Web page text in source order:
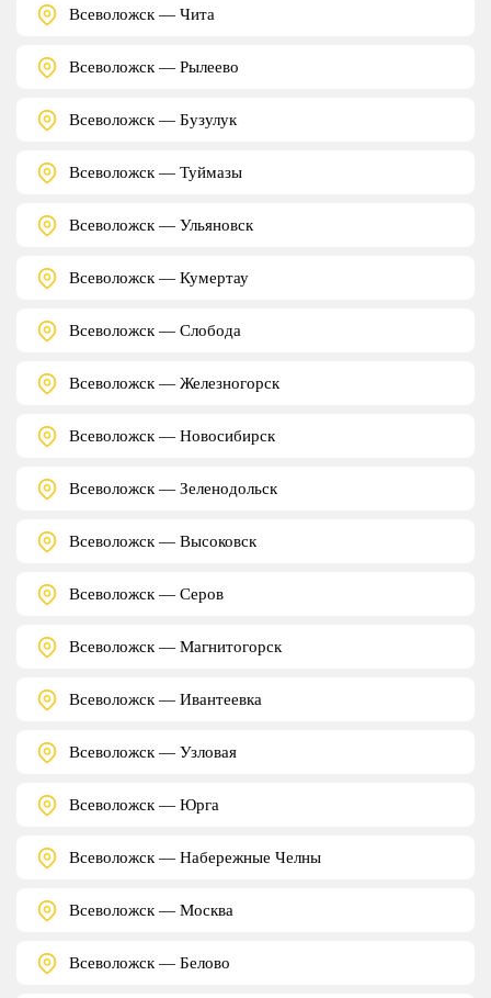
Всеволожск — Чита
Всеволожск — Рылеево
Всеволожск — Бузулук
Всеволожск — Туймазы
Всеволожск — Ульяновск
Всеволожск — Кумертау
Всеволожск — Слобода
Всеволожск — Железногорск
Всеволожск — Новосибирск
Всеволожск — Зеленодольск
Всеволожск — Высоковск
Всеволожск — Серов
Всеволожск — Магнитогорск
Всеволожск — Ивантеевка
Всеволожск — Узловая
Всеволожск — Юрга
Всеволожск — Набережные Челны
Всеволожск — Москва
Всеволожск — Белово